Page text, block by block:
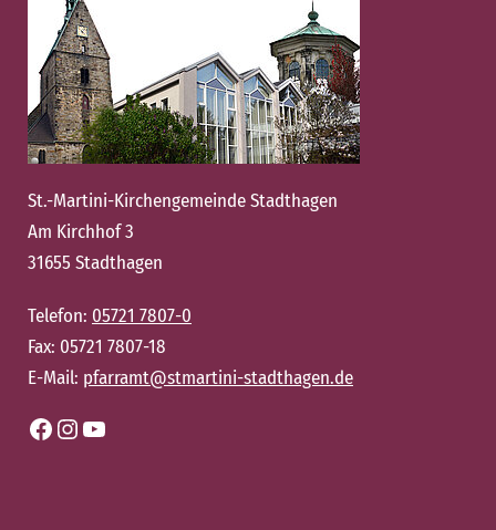
St.-Martini-Kirchengemeinde Stadthagen
Am Kirchhof 3
31655 Stadthagen
Telefon: 05721 7807-0
Fax: 05721 7807-18
E-Mail: pfarramt@stmartini-stadthagen.de
Facebook Instagram YouTube